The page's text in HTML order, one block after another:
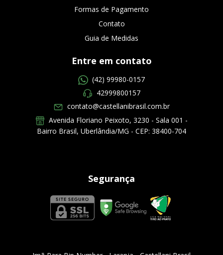
Formas de Pagamento
Contato
Guia de Medidas
Entre em contato
(42) 99980-0157
42999800157
contato@castellanibrasil.com.br
Avenida Floriano Peixoto, 3230 - Sala 001 -
Bairro Brasil, Uberlândia/MG - CEP: 38400-704
Segurança